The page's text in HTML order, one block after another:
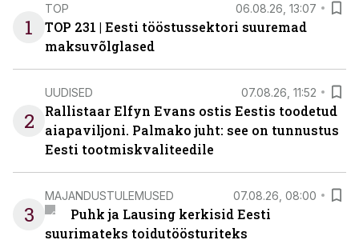
1
TOP 06.08.26, 13:07
TOP 231 | Eesti tööstussektori suuremad
maksuvõlglased
2
UUDISED 07.08.26, 11:52
Rallistaar Elfyn Evans ostis Eestis toodetud
aiapaviljoni. Palmako juht: see on tunnustus
Eesti tootmiskvaliteedile
3
MAJANDUSTULEMUSED 07.08.26, 08:00
Puhk ja Lausing kerkisid Eesti
suurimateks toidutöösturiteks